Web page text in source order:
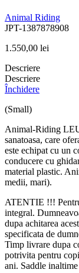
Animal Riding
JPT-1387878908
1.550,00 lei
Descriere
Descriere
Închidere
(Small)
Animal-Riding
sanatoasa, care
este echipat cu un
conducere cu
material plastic.
medii, mari).
ATENTIE !!!
integral.
dupa achitarea
specificata de
Timp livrare dupa
potrivita pentru
ani. Saddle